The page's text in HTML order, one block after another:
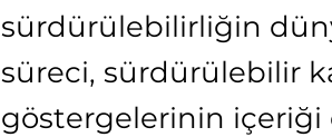
sürdürülebilirliğin
süreci, sürdürülebilir
göstergelerinin içeriği